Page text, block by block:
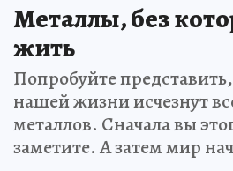
Металлы, без
жить
Попробуйте
нашей жизни исчезнут
металлов. Сначала вы
заметите. А затем мир